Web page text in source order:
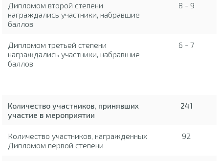
Дипломом второй степени
награждались участники, набравшие
баллов
8 - 9
Дипломом третьей степени
награждались участники, набравшие
баллов
6 - 7
Количество участников, принявших
участие в мероприятии
241
Количество участников, награжденных
Дипломом первой степени
92